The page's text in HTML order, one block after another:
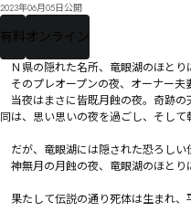
2023年06月05日公開
有料 オンライン
Ｎ県の隠れた名所、竜眼湖のほとり
そのプレオープンの夜、オーナー夫
当夜はまさに皆既月蝕の夜。奇跡
同は、思い思いの夜を過ごし、そして
だが、竜眼湖には隠された恐ろしい
――神無月の月蝕の夜、竜眼湖のほとり
果たして伝説の通り死体は生まれ、